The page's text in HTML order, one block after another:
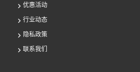
优惠活动
行业动态
隐私政策
联系我们